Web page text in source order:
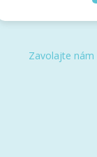
Zavolajte nám